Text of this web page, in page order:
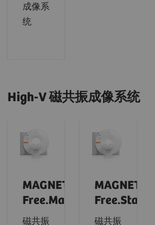
成像系
统
High-V 磁共振成像系统
MAGNETOM
Free.Max
磁共振
MAGNETOM
Free.Star
磁共振